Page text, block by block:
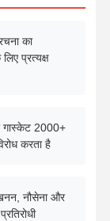
का
प्रत्यक्ष
गास्केट 2000+
करता है
नौसेना और